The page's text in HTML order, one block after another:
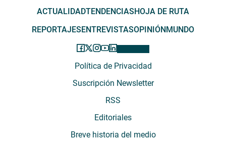
ACTUALIDADTENDENCIAS HOJA DE RUTA
REPORTAJES ENTREVISTASOPINIÓN MUNDO
Política de Privacidad
Suscripción Newsletter
RSS
Editoriales
Breve historia del medio